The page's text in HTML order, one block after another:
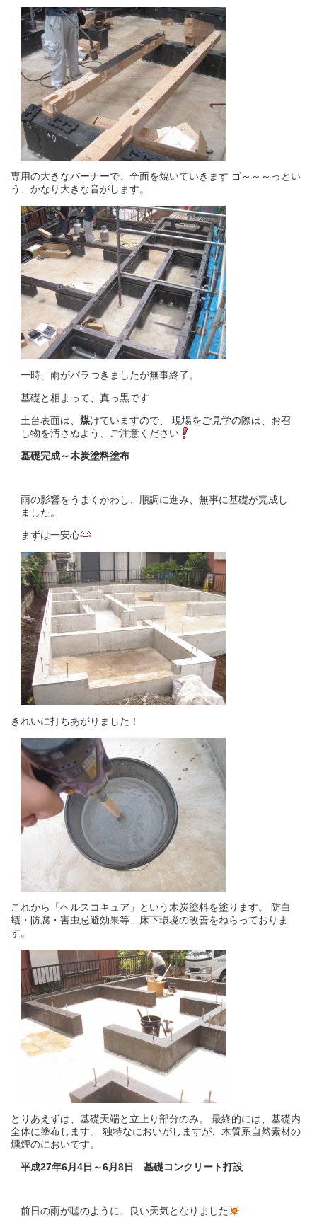
専用の大きなバーナーで、全面を焼いていきます ゴ～～～っとい
う、かなり大きな音がします。
一時、雨がパラつきましたが無事終了。
基礎と相まって、真っ黒です
土台表面は、 煤けていますので、 現場をご見学の際は、お召
し物を汚さぬよう、ご注意ください
基礎完成～木炭塗料塗布
雨の影響をうまくかわし、順調に進み、無事に基礎が完成し
ました。
まずは一安心
きれいに打ちあがりました！
これから「ヘルスコキュア」という木炭塗料を塗ります。 防白
蟻・防腐・害虫忌避効果等、床下環境の改善をねらっておりま
す。
とりあえずは、基礎天端と立上り部分のみ。 最終的には、基礎内
全体に塗布します。 独特なにおいがしますが、木質系自然素材の
燻煙のにおいです。
平成27年6月4日～6月8日 基礎コンクリート打設
前日の雨が嘘のように、良い天気となりました